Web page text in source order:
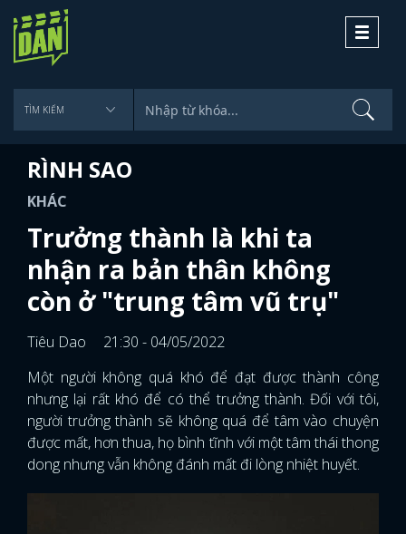
Toggle
RÌNH SAO
KHÁC
Trưởng thành là khi ta
nhận ra bản thân không
còn ở "trung tâm vũ trụ"
Tiêu Dao
21:30 - 04/05/2022
Một người không quá khó để đạt được thành công
nhưng lại rất khó để có thể trưởng thành. Đối với tôi,
người trưởng thành sẽ không quá để tâm vào chuyện
được mất, hơn thua, họ bình tĩnh với một tâm thái thong
dong nhưng vẫn không đánh mất đi lòng nhiệt huyết.